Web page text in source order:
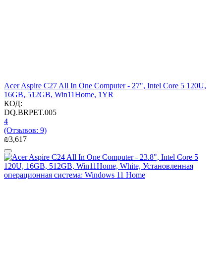
Acer Aspire C27 All In One Computer - 27", Intel Core 5 120U,
16GB, 512GB, Win11Home, 1YR
КОД:
DQ.BRPET.005
4
(Отзывов: 9)
₪3,617